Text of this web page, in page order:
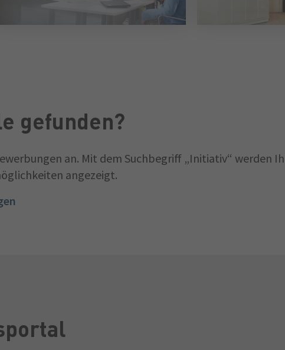
gefunden?
an. Mit dem Suchbegriff „Initiativ“ werden
angezeigt.